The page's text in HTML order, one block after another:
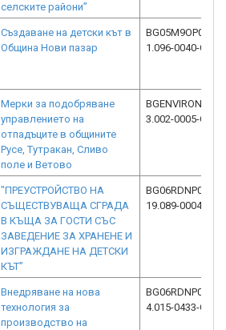
селските райони”
Създаване на детски кът в
Община Нови пазар
BG05M9OP001-
1.096-0040-C01
Мерки за подобряване
управлението на
отпадъците в общините
Русе, Тутракан, Сливо
поле и Ветово
3.002-0005-C04
"ПРЕУСТРОЙСТВО НА
СЪЩЕСТВУВАЩА СГРАДА
В КЪЩА ЗА ГОСТИ СЪС
ЗАВЕДЕНИЕ ЗА ХРАНЕНЕ И
ИЗГРАЖДАНЕ НА ДЕТСКИ
КЪТ”
BG06RDNP001-
19.089-0004-C03
Внедряване на нова
технология за
производство на
BG06RDNP001-
4.015-0433-C03